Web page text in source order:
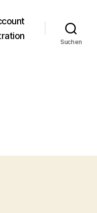
Suchen